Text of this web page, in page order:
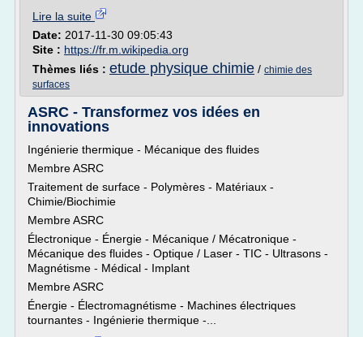
Lire la suite
Date: 2017-11-30 09:05:43
Site : https://fr.m.wikipedia.org
Thèmes liés : etude physique chimie / chimie des
surfaces
ASRC - Transformez vos idées en
innovations
Ingénierie thermique - Mécanique des fluides
Membre ASRC
Traitement de surface - Polymères - Matériaux -
Chimie/Biochimie
Membre ASRC
Électronique - Énergie - Mécanique / Mécatronique -
Mécanique des fluides - Optique / Laser - TIC - Ultrasons -
Magnétisme - Médical - Implant
Membre ASRC
Énergie - Électromagnétisme - Machines électriques
tournantes - Ingénierie thermique -...